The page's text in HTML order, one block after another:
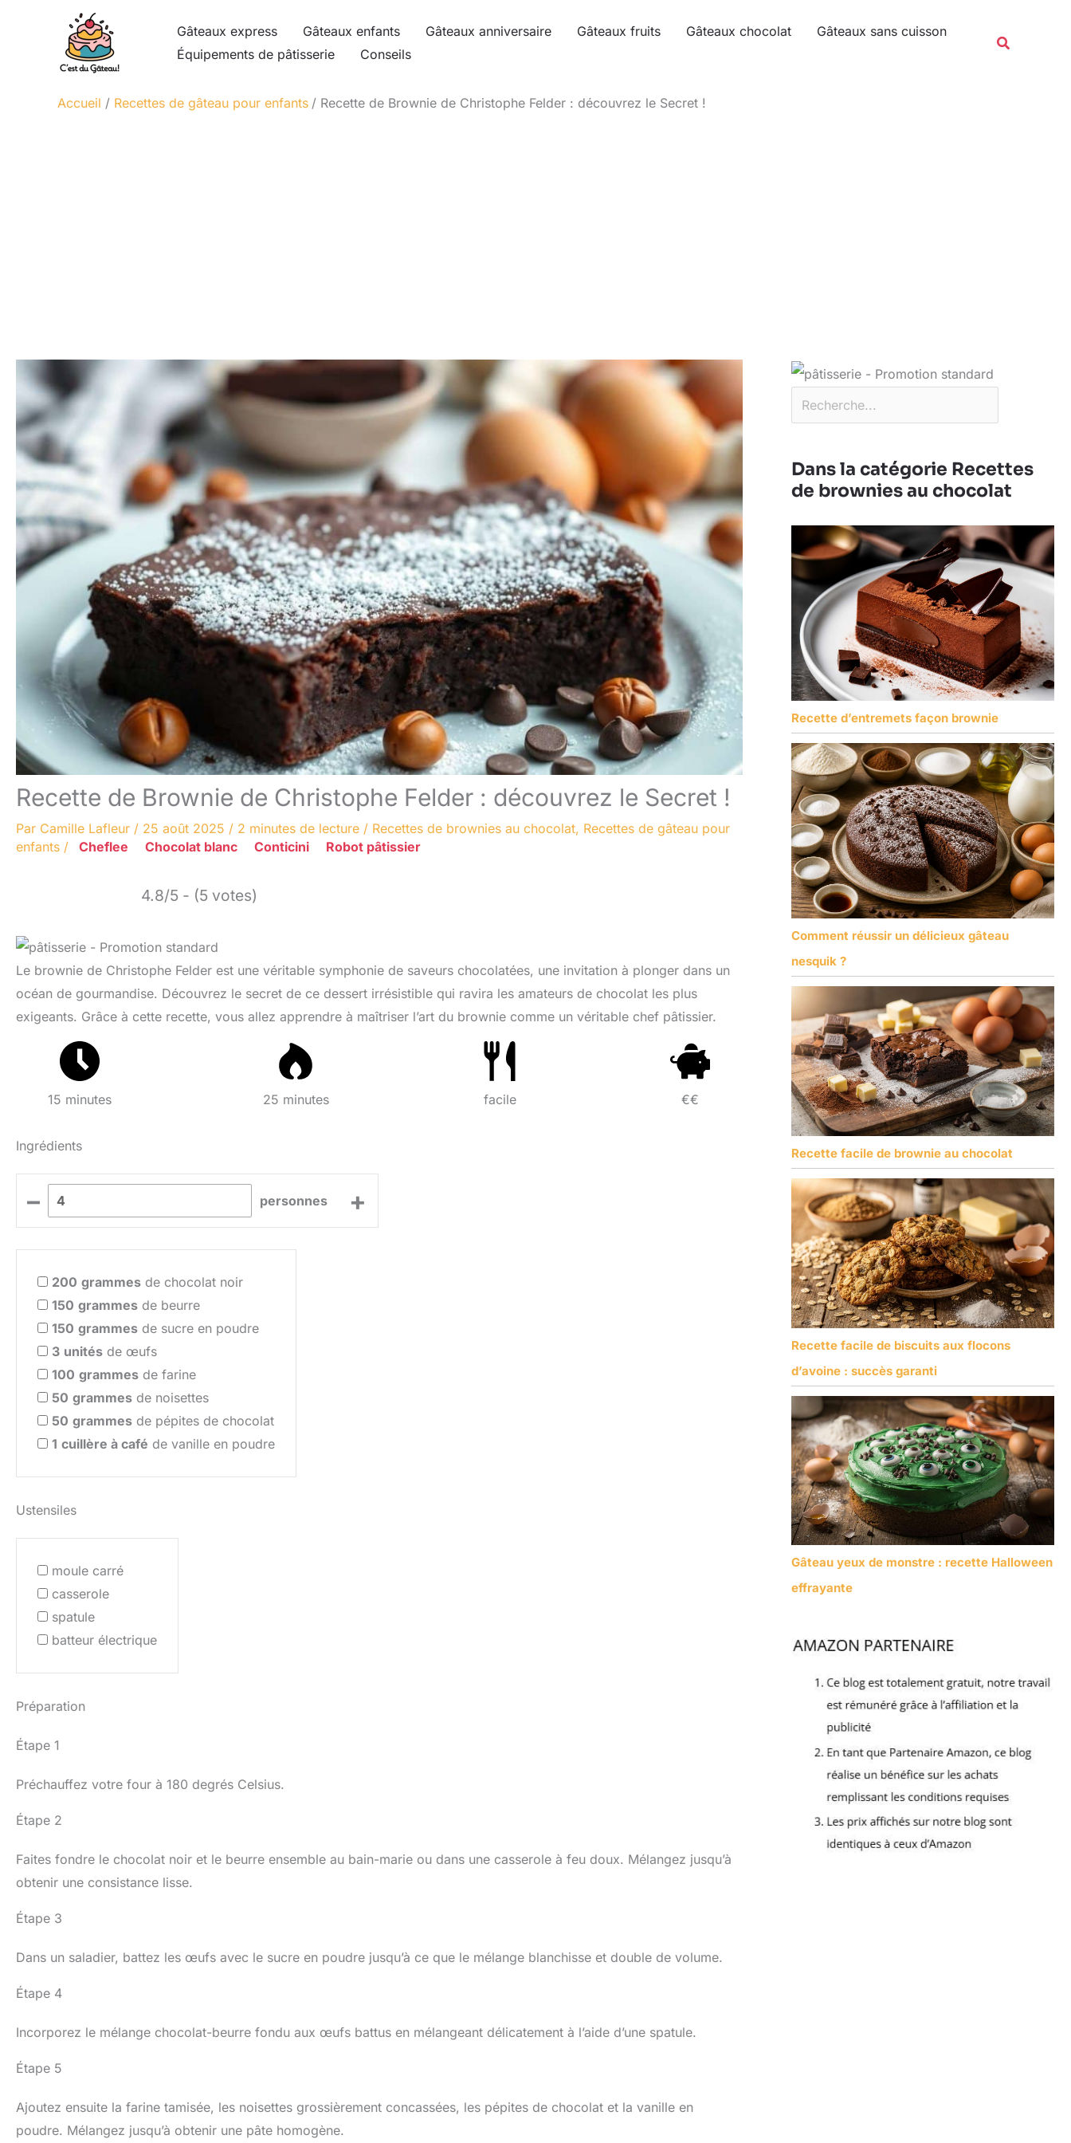
Gâteaux express Gâteaux enfants Gâteaux anniversaire Gâteaux fruits Gâteaux chocolat
Gâteaux sans cuisson
Équipements de pâtisserie
Conseils
Accueil Recettes de gâteau pour enfants Recette de Brownie de Christophe Felder : découvrez le Secret !
Recette de Brownie de Christophe Felder : découvrez le Secret !
Par Camille Lafleur / 25 août 2025 / 2 minutes de lecture / Recettes de brownies au chocolat, Recettes de gâteau pour
enfants / Cheflee Chocolat blanc Conticini Robot pâtissier
4.8/5 - (5 votes)
Le brownie de Christophe Felder est une véritable symphonie de saveurs chocolatées, une invitation à plonger dans un
océan de gourmandise. Découvrez le secret de ce dessert irrésistible qui ravira les amateurs de chocolat les plus
exigeants. Grâce à cette recette, vous allez apprendre à maîtriser l’art du brownie comme un véritable chef pâtissier.
15 minutes 25 minutes facile €€
Ingrédients
– personnes +
200 grammes de chocolat noir
150 grammes de beurre
150 grammes de sucre en poudre
3 unités de œufs
100 grammes de farine
50 grammes de noisettes
50 grammes de pépites de chocolat
1 cuillère à café de vanille en poudre
Ustensiles
moule carré
casserole
spatule
batteur électrique
Préparation
Étape 1
Préchauffez votre four à 180 degrés Celsius.
Étape 2
Faites fondre le chocolat noir et le beurre ensemble au bain-marie ou dans une casserole à feu doux. Mélangez jusqu’à
obtenir une consistance lisse.
Étape 3
Dans un saladier, battez les œufs avec le sucre en poudre jusqu’à ce que le mélange blanchisse et double de volume.
Étape 4
Incorporez le mélange chocolat-beurre fondu aux œufs battus en mélangeant délicatement à l’aide d’une spatule.
Étape 5
Ajoutez ensuite la farine tamisée, les noisettes grossièrement concassées, les pépites de chocolat et la vanille en
poudre. Mélangez jusqu’à obtenir une pâte homogène.
Dans la catégorie Recettes
de brownies au chocolat
Recette d’entremets façon brownie
Comment réussir un délicieux gâteau
nesquik ?
Recette facile de brownie au chocolat
Recette facile de biscuits aux flocons
d’avoine : succès garanti
Gâteau yeux de monstre : recette Halloween
effrayante